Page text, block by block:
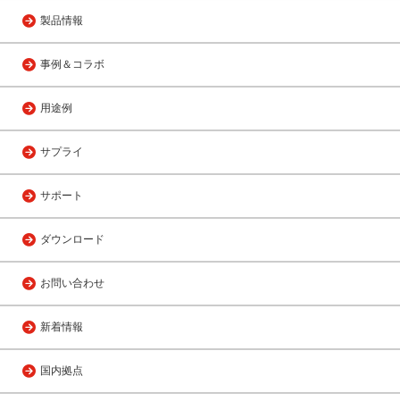
製品情報
事例＆コラボ
用途例
サプライ
サポート
ダウンロード
お問い合わせ
新着情報
国内拠点